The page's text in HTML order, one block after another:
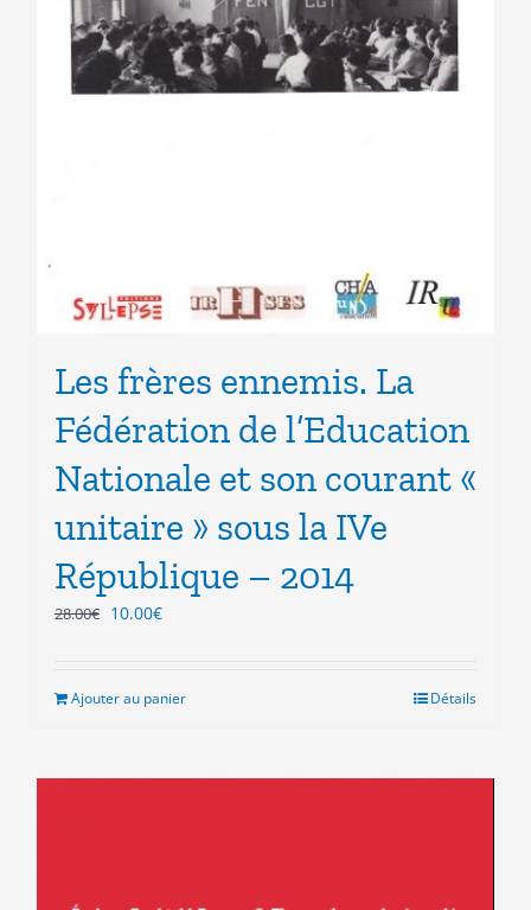
Les frères ennemis. La
Fédération de l’Education
Nationale et son courant «
unitaire » sous la IVe
République – 2014
28.00€ Le
10.00€Le
est :
Ajouter au panier Détails